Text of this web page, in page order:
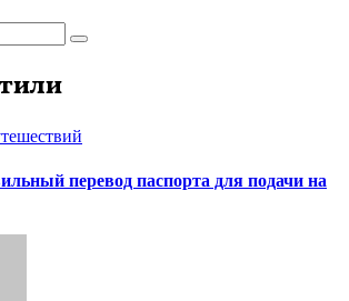
перевод паспорта для подачи на